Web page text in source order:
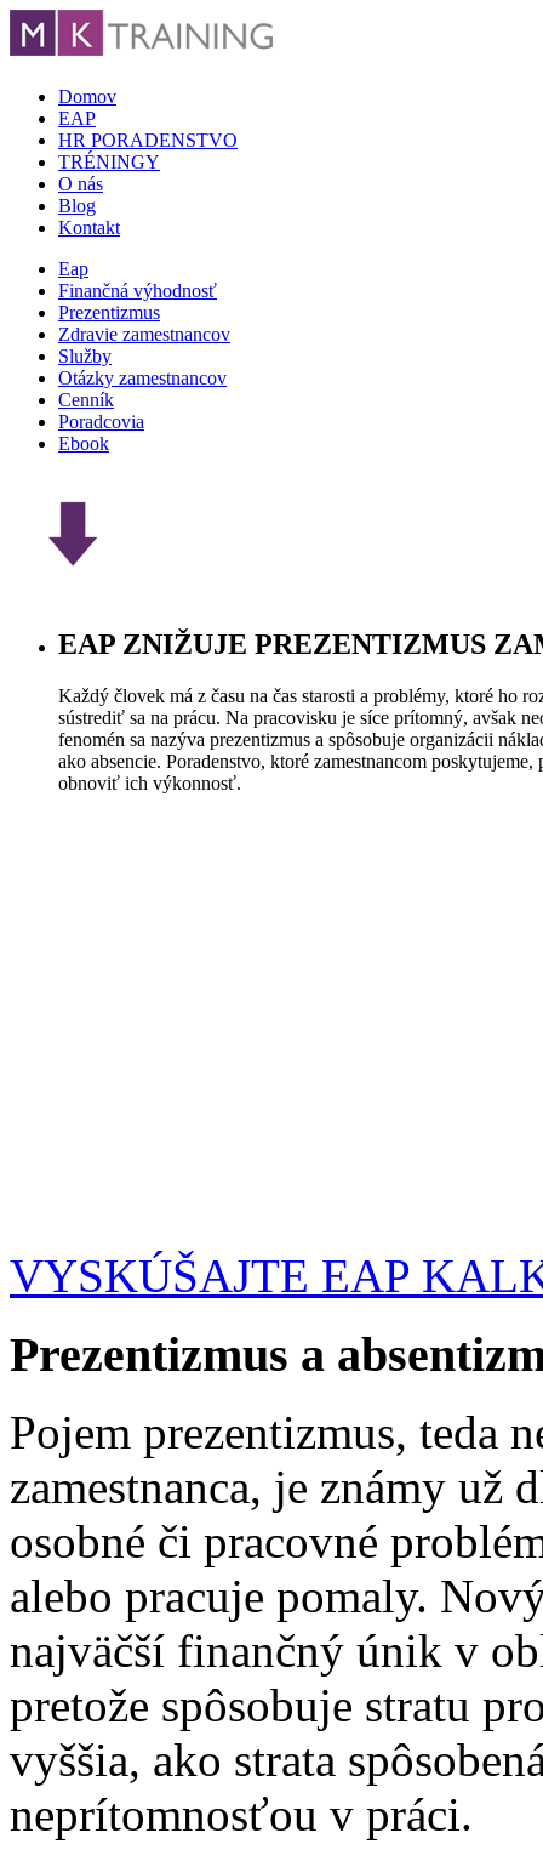
Domov
EAP
HR PORADENSTVO
TRÉNINGY
O nás
Blog
Kontakt
Eap
Finančná výhodnosť
Prezentizmus
Zdravie zamestnancov
Služby
Otázky zamestnancov
Cenník
Poradcovia
Ebook
EAP ZNIŽUJE PREZENTIZMUS
Každý človek má z času na čas starosti a problémy, ktoré ho
sústrediť sa na prácu. Na pracovisku je síce prítomný, avšak
fenomén sa nazýva prezentizmus a spôsobuje organizácii
ako absencie. Poradenstvo, ktoré zamestnancom
obnoviť ich výkonnosť.
VYSKÚŠAJTE EAP
Prezentizmus a
Pojem prezentizmus, teda
zamestnanca, je známy už
osobné či pracovné
alebo pracuje pomaly.
najväčší finančný únik v
pretože spôsobuje stratu
vyššia, ako strata
neprítomnosťou v práci.